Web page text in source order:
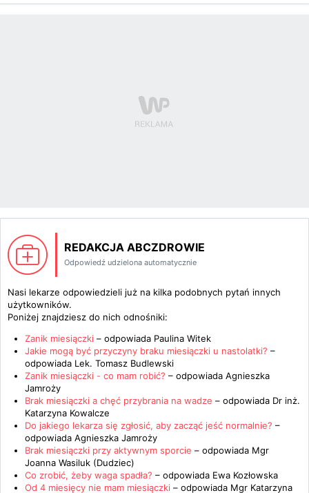
REDAKCJA ABCZDROWIE
Odpowiedź udzielona automatycznie
Nasi lekarze odpowiedzieli już na kilka podobnych pytań innych
użytkowników.
Poniżej znajdziesz do nich odnośniki:
Zanik miesiączki – odpowiada Paulina Witek
Jakie mogą być przyczyny braku miesiączki u nastolatki? –
odpowiada Lek. Tomasz Budlewski
Zanik miesiączki - co mam robić? – odpowiada Agnieszka
Jamroży
Brak miesiączki a chęć przybrania na wadze – odpowiada Dr inż.
Katarzyna Kowalcze
Do jakiego lekarza się zgłosić, aby zacząć jeść normalnie? –
odpowiada Agnieszka Jamroży
Brak miesiączki przy aktywnym sporcie – odpowiada Mgr
Joanna Wasiluk (Dudziec)
Co zrobić, żeby waga spadła? – odpowiada Ewa Kozłowska
Od 4 miesięcy nie mam miesiączki – odpowiada Mgr Katarzyna